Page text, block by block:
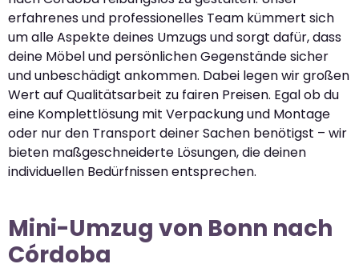
erfahrenes und professionelles Team kümmert sich
um alle Aspekte deines Umzugs und sorgt dafür, dass
deine Möbel und persönlichen Gegenstände sicher
und unbeschädigt ankommen. Dabei legen wir großen
Wert auf Qualitätsarbeit zu fairen Preisen. Egal ob du
eine Komplettlösung mit Verpackung und Montage
oder nur den Transport deiner Sachen benötigst – wir
bieten maßgeschneiderte Lösungen, die deinen
individuellen Bedürfnissen entsprechen.
Mini-Umzug von Bonn nach
Córdoba